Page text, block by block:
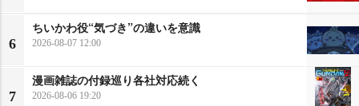
6
ちいかわ役“気づき”の違いを意識
2026-08-07 12:00
7
漫画雑誌の付録巡り各社対応続く
2026-08-06 19:20